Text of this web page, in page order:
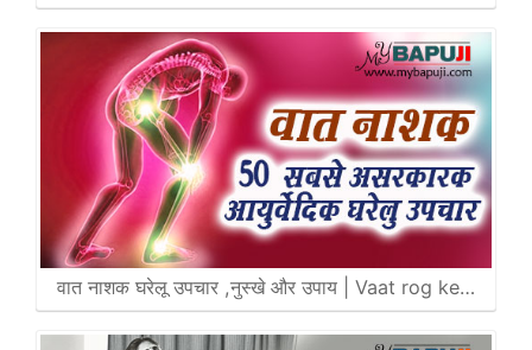
वात नाशक घरेलू उपचार ,नुस्खे और उपाय | Vaat rog ke…